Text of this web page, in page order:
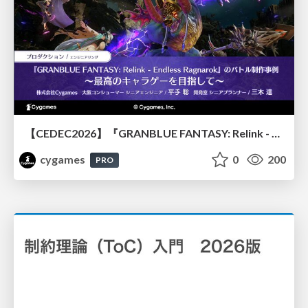
【CEDEC2026】『GRANBLUE FANTASY: Relink - Endless Ragnarok』のバトル制作事例 ～最高のキャラゲーを目指して～
cygames
PRO 0 200